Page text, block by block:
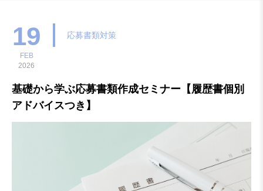
19日（木）14:00～15:00 （13時
19
FEB
2026
応募書類対策
基礎から学ぶ応募書類作成セミナー【履歴書個別
アドバイスつき】